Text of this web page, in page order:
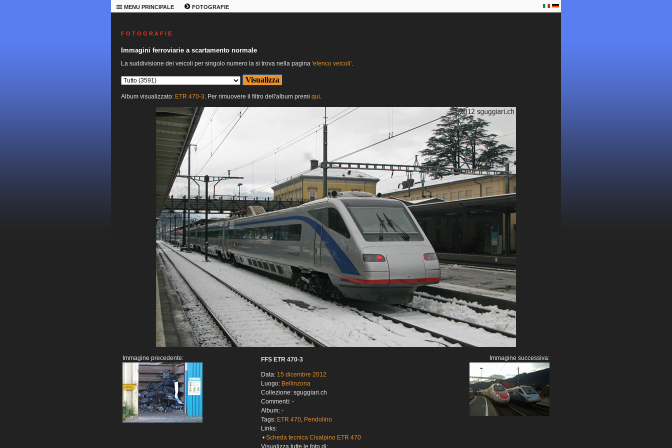
MENU PRINCIPALE FOTOGRAFIE
F O T O G R A F I E
Immagini ferroviarie a scartamento normale
La suddivisione dei veicoli per singolo numero la si trova nella pagina 'elenco veicoli'.
Album visualizzato: ETR 470-3. Per rimuovere il filtro dell'album premi qui.
Immagine precedente: FFS ETR 470-3
Data: 15 dicembre 2012
Luogo: Bellinzona
Collezione: sguggiari.ch
Commenti: -
Album: -
Tags: ETR 470, Pendolino
Links:
• Scheda tecnica Cisalpino ETR 470
Immagine successiva: